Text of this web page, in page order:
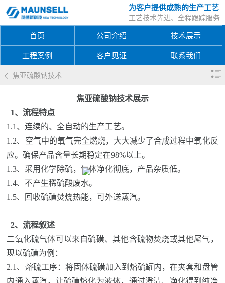
为客户提供成熟的生产工艺
工艺技术先进、全程跟踪服务
首页 公司介绍 技术展示
工程案例 客户见证 联系我们
焦亚硫酸钠技术
焦亚硫酸钠技术展示
1、流程特点
1.1、连续的、全自动的生产工艺。
1.2、 空气中的氧气完全燃烧，大大减少了合成过程中氧化反
应。确保产品含量长期稳定在98%以上。
1.3、 采用化学除硫，气体净化彻底，产品杂质低。
1.4、 不产生稀硫酸废水。
1.5、
回收硫磺焚烧热能，可外送蒸汽。
2、流程叙述
二氧化硫气体可以来自硫磺、其他含硫物焚烧或其他尾气，
现以硫磺为例：
2.1、 熔硫工序：将固体硫磺加入到熔硫罐内，在夹套和盘管